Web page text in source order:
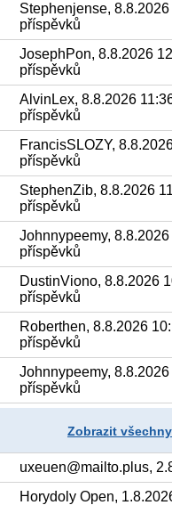
Stephenjense, 8.8.2026
příspěvků
JosephPon, 8.8.2026
příspěvků
AlvinLex, 8.8.2026
příspěvků
FrancisSLOZY,
příspěvků
StephenZib, 8.8.2026
příspěvků
Johnnypeemy,
příspěvků
DustinViono, 8.8.2026
příspěvků
Roberthen, 8.8.2026
příspěvků
Johnnypeemy,
příspěvků
Zobrazit
uxeuen@mailto.plus,
Horydoly Open,